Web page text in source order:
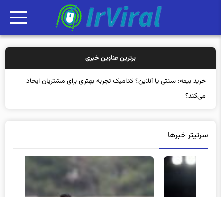
برترین عناوین خبری
خرید بیمه: سنتی یا آنلاین؟ کدامیک تجربه بهتری برای مشتریان ایجاد
می‌کند؟
سرتیتر خبرها